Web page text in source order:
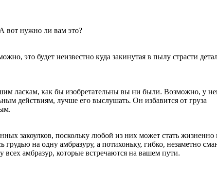
вот нужно ли вам это?
это будет неизвестно куда закинутая в пылу страсти
ласкам, как бы изобретательны вы ни были. Возможно, у
действиям, лучше его выслушать. Он избавится от груза
закоулков, поскольку любой из них может стать
на одну амбразуру, а потихоньку, гибко, незаметно
амбразур, которые встречаются на вашем пути.